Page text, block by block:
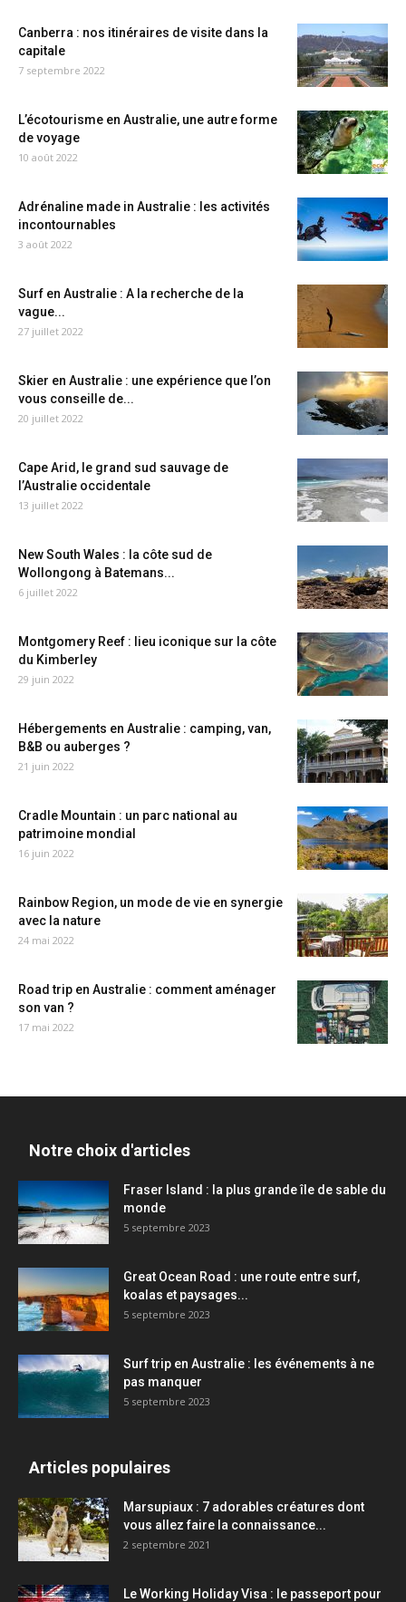
Canberra : nos itinéraires de visite dans la
capitale
7 septembre 2022
L’écotourisme en Australie, une autre forme
de voyage
10 août 2022
Adrénaline made in Australie : les activités
incontournables
3 août 2022
Surf en Australie : A la recherche de la
vague...
27 juillet 2022
Skier en Australie : une expérience que l’on
vous conseille de...
20 juillet 2022
Cape Arid, le grand sud sauvage de
l’Australie occidentale
13 juillet 2022
New South Wales : la côte sud de
Wollongong à Batemans...
6 juillet 2022
Montgomery Reef : lieu iconique sur la côte
du Kimberley
29 juin 2022
Hébergements en Australie : camping, van,
B&B ou auberges ?
21 juin 2022
Cradle Mountain : un parc national au
patrimoine mondial
16 juin 2022
Rainbow Region, un mode de vie en synergie
avec la nature
24 mai 2022
Road trip en Australie : comment aménager
son van ?
17 mai 2022
Notre choix d'articles
Fraser Island : la plus grande île de sable du
monde
5 septembre 2023
Great Ocean Road : une route entre surf,
koalas et paysages...
5 septembre 2023
Surf trip en Australie : les événements à ne
pas manquer
5 septembre 2023
Articles populaires
Marsupiaux : 7 adorables créatures dont
vous allez faire la connaissance...
2 septembre 2021
Le Working Holiday Visa : le passeport pour